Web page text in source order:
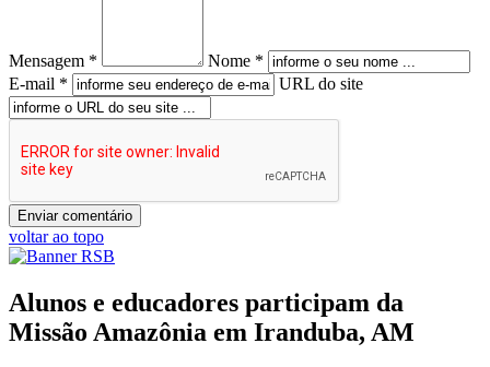
Mensagem *
Nome *
E-mail *
URL do site
voltar ao topo
Alunos e educadores participam da
Missão Amazônia em Iranduba, AM